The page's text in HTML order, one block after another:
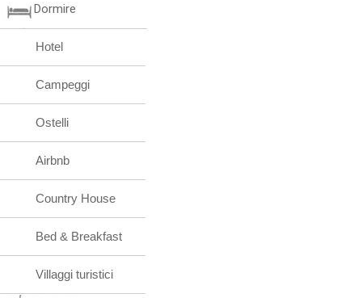
Dormire
Hotel
Campeggi
Ostelli
Airbnb
Country House
Bed & Breakfast
Villaggi turistici